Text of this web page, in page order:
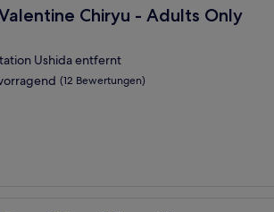
Chiryu - Adults Only
Chiryu - Adults Only
Ushida entfernt
(12 Bewertungen)